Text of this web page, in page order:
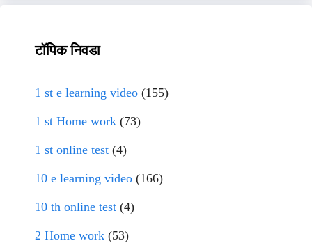
टॉपिक निवडा
1 st e learning video (155)
1 st Home work (73)
1 st online test (4)
10 e learning video (166)
10 th online test (4)
2 Home work (53)